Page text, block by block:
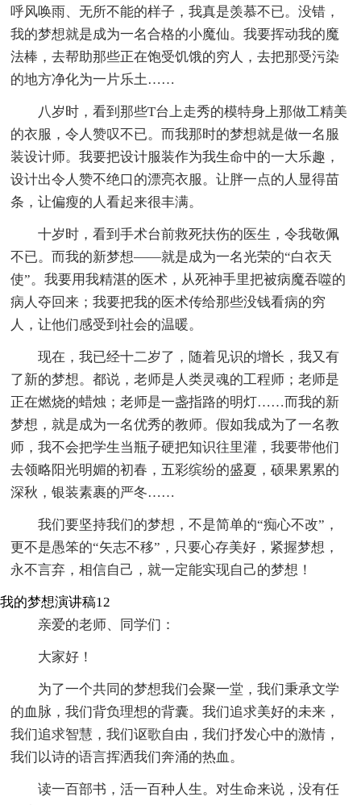
呼风唤雨、无所不能的样子，我真是羡慕不已。没错，
我的梦想就是成为一名合格的小魔仙。我要挥动我的魔
法棒，去帮助那些正在饱受饥饿的穷人，去把那受污染
的地方净化为一片乐土……
八岁时，看到那些T台上走秀的模特身上那做工精美
的衣服，令人赞叹不已。而我那时的梦想就是做一名服
装设计师。我要把设计服装作为我生命中的一大乐趣，
设计出令人赞不绝口的漂亮衣服。让胖一点的人显得苗
条，让偏瘦的人看起来很丰满。
十岁时，看到手术台前救死扶伤的医生，令我敬佩
不已。而我的新梦想——就是成为一名光荣的“白衣天
使”。我要用我精湛的医术，从死神手里把被病魔吞噬的
病人夺回来；我要把我的医术传给那些没钱看病的穷
人，让他们感受到社会的温暖。
现在，我已经十二岁了，随着见识的增长，我又有
了新的梦想。都说，老师是人类灵魂的工程师；老师是
正在燃烧的蜡烛；老师是一盏指路的明灯……而我的新
梦想，就是成为一名优秀的教师。假如我成为了一名教
师，我不会把学生当瓶子硬把知识往里灌，我要带他们
去领略阳光明媚的初春，五彩缤纷的盛夏，硕果累累的
深秋，银装素裹的严冬……
我们要坚持我们的梦想，不是简单的“痴心不改”，
更不是愚笨的“矢志不移”，只要心存美好，紧握梦想，
永不言弃，相信自己，就一定能实现自己的梦想！
我的梦想演讲稿12
亲爱的老师、同学们：
大家好！
为了一个共同的梦想我们会聚一堂，我们秉承文学
的血脉，我们背负理想的背囊。我们追求美好的未来，
我们追求智慧，我们讴歌自由，我们抒发心中的激情，
我们以诗的语言挥洒我们奔涌的热血。
读一百部书，活一百种人生。对生命来说，没有任